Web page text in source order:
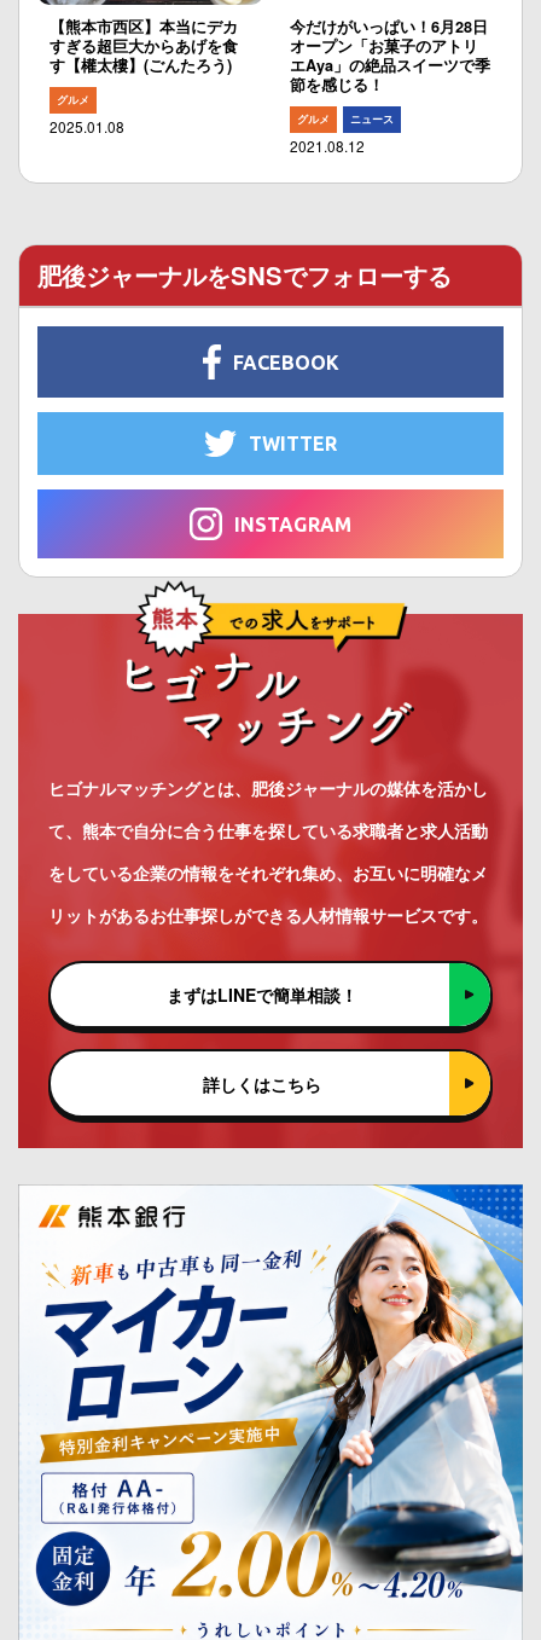
【熊本市西区】本当にデカ
すぎる超巨大からあげを食
す【權太樓】(ごんたろう)
グルメ
2025.01.08
今だけがいっぱい！6月28日
オープン「お菓子のアトリ
エAya」の絶品スイーツで季
節を感じる！
グルメ ニュース
2021.08.12
肥後ジャーナルをSNSでフォローする
FACEBOOK
TWITTER
INSTAGRAM
ヒゴナルマッチングとは、肥後ジャーナルの媒体を活かし
て、熊本で自分に合う仕事を探している求職者と求人活動
をしている企業の情報をそれぞれ集め、お互いに明確なメ
リットがあるお仕事探しができる人材情報サービスです。
まずはLINEで簡単相談！
詳しくはこちら